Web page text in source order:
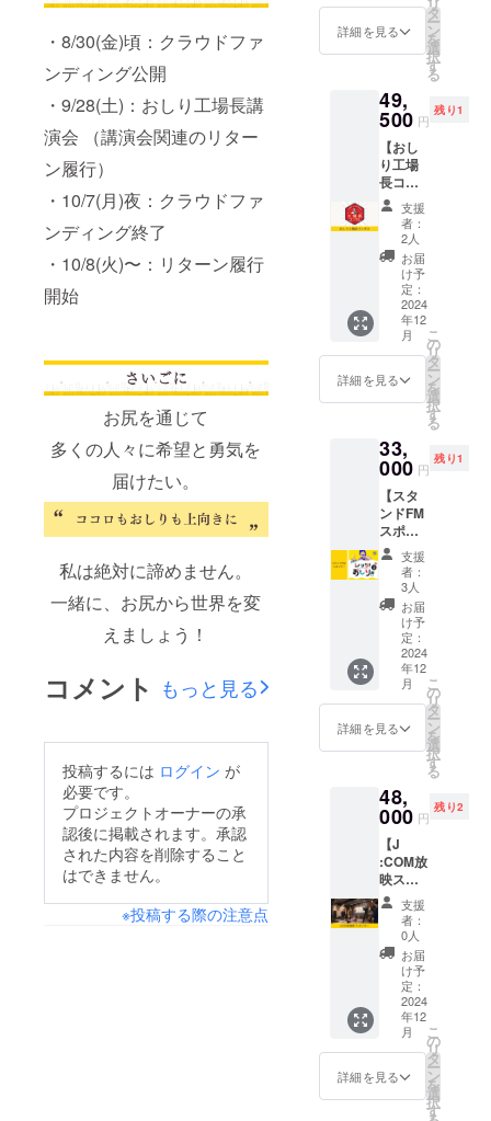
・8/30(金)頃：クラウドファ
ンディング公開
・9/28(土)：おしり工場長講
演会 （講演会関連のリター
ン履行）
・10/7(月)夜：クラウドファ
ンディング終了
・10/8(火)〜：リターン履行
開始
お尻を通じて
多くの人々に希望と勇気を
届けたい。
私は絶対に諦めません。
一緒に、お尻から世界を変
えましょう！
コメント もっと見る
投稿するには ログイン が
必要です。
プロジェクトオーナーの承
認後に掲載されます。承認
された内容を削除すること
はできません。
※投稿する際の注意点
途200円
がかか
りま
での交
通費は
別途必
要とな
りま
す。
【店舗
情報】
OSHIRI
Factory
崎市多
摩区登
1728
B103 小
田急線
徒歩6
分、登
戸駅徒
歩10分
・おし
り工場
が受け
られま
す ・日
程など
の詳細
はメー
ルにて
調整さ
せてい
ただき
ます。
・シス
テム利
用料金
として
別途200
円がか
かりま
での交
通費は
別途必
要とな
りま
す。
【店舗
情報】
OSHIRI
Factory
・川崎
市多摩
区登戸
工ビル
B103 ・
丘遊園
駅徒歩6
分、登
戸駅徒
歩10分
可能で
す ・
程度で
す 【注
項】 ・
日程は
調整の
上決定
させて
頂きま
す
（メー
ルにて
ご連絡
しま
す） ・
有効期
限は、
交通費
はお客
様負担
となり
ます ・
遠隔地
も対応
します
が、宿
泊費
（宿泊
が必要
な場
合）は
お客様
なりま
す 閉じ
者対象
者に
よっ
は相談
に応じ
ます。
・講演
時間は
60分以
内です
【注意
事項】
・日程
は調整
の上決
定させ
て頂き
ます
（メー
ルにて
有効期
限は、
12月末
まで ・
交通費
はお客
様負担
となり
ます ・
遠隔地
も対応
します
が、宿
泊費
（宿泊
が必要
負担と
なりま
す
詳細を見る
リ
タ
ー
ン
を
選
択
す
る
49,
500 円
残り1
【おし
り工場
長コン
サル】
・おし
り工場
長、杉
浦巌に
90分間
相談で
きる権
利で
す。 ・
あなた
の事業
ラン
ディン
グ、
マーケ
ティン
グ、経
営戦略
から、
イベン
ト企
画〜運
営、ク
ラウド
ファン
ディン
グサ
ポート
り）、
恋愛相
ら、育
児相談
まで。
もちろ
ん健康
相談
も。 ・
オフラ
インの
場合は
おしり
工場に
て行い
ます。
支援
者：
2人
お届
け予
定：
2024
年12
月
詳細を見る
こ
の
リ
タ
ー
ン
を
選
択
す
る
33,
000 円
残り1
【スタ
ンドFM
スポン
サー】
・
stand.f
m【お
しり工
場長の
『レッ
ツ！お
り！！
』】の
スポン
権利で
す ・
1ヶ月
間、放
送冒頭
にてあ
なた指
定の
メッ
セージ
を読み
上げま
す。 ・
stand.f
mの概
要欄に
あなた
支援
者：
3人
お届
け予
定：
2024
年12
月
詳細を見る
こ
の
リ
タ
ー
ン
を
選
択
す
る
48,
000 円
残り2
【J
:COM放
映スポ
ン
サー】
・ケー
ブルテ
レビ（J
:COM）
にて、
おしり
工場長
講演会
in新百
合ヶ丘
支援
者：
0人
お届
け予
定：
2024
年12
月
詳細を見る
こ
の
リ
タ
ー
ン
を
選
択
す